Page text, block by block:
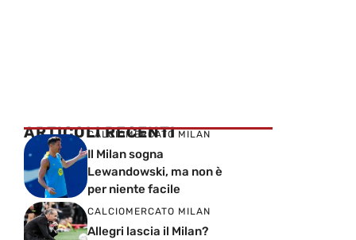
ARTICOLI RECENTI
CALCIOMERCATO MILAN
Il Milan sogna
Lewandowski, ma non è
per niente facile
CALCIOMERCATO MILAN
Allegri lascia il Milan?